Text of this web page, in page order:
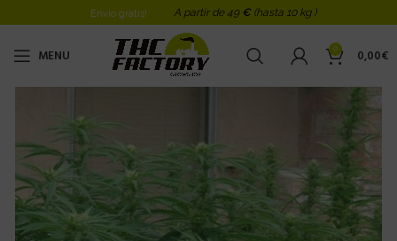
Envio gratis! A partir de 49 € (hasta 10 kg )
MENU 0 0,00€